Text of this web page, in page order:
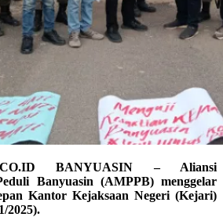
BANYUASIN – Aliansi
Banyuasin (AMPPB) menggelar
Kantor Kejaksaan Negeri (Kejari)
2025).